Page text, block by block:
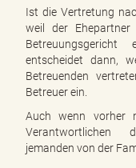
Ist die Vertretung
weil der
entscheidet dann,
Betreuenden
Betreuer ein.
Auch wenn vorher
Verantwortlichen
jemanden von der